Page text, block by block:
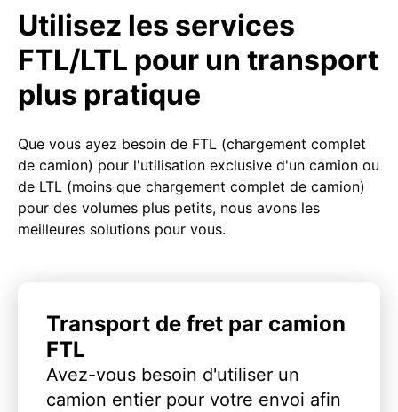
Utilisez les services
FTL/LTL pour un transport
plus pratique
Que vous ayez besoin de FTL (chargement complet
de camion) pour l'utilisation exclusive d'un camion ou
de LTL (moins que chargement complet de camion)
pour des volumes plus petits, nous avons les
meilleures solutions pour vous.
Transport de fret par camion
FTL
Avez-vous besoin d'utiliser un
camion entier pour votre envoi afin